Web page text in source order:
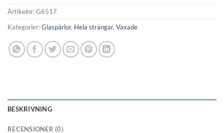
Artikelnr:G6517
Kategorier:Glaspärlor, Hela strängar, Vaxade
BESKRIVNING
RECENSIONER (0)